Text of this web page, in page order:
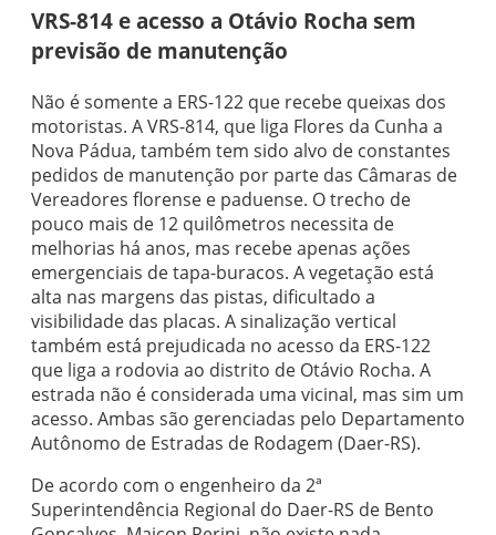
VRS-814 e acesso a Otávio Rocha sem
previsão de manutenção
Não é somente a ERS-122 que recebe queixas dos
motoristas. A VRS-814, que liga Flores da Cunha a
Nova Pádua, também tem sido alvo de constantes
pedidos de manutenção por parte das Câmaras de
Vereadores florense e paduense. O trecho de
pouco mais de 12 quilômetros necessita de
melhorias há anos, mas recebe apenas ações
emergenciais de tapa-buracos. A vegetação está
alta nas margens das pistas, dificultado a
visibilidade das placas. A sinalização vertical
também está prejudicada no acesso da ERS-122
que liga a rodovia ao distrito de Otávio Rocha. A
estrada não é considerada uma vicinal, mas sim um
acesso. Ambas são gerenciadas pelo Departamento
Autônomo de Estradas de Rodagem (Daer-RS).
De acordo com o engenheiro da 2ª
Superintendência Regional do Daer-RS de Bento